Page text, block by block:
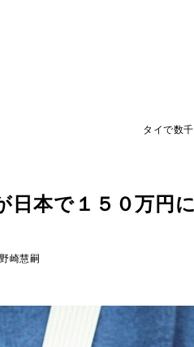
タイで数
日本で１５０万円
崎慧嗣